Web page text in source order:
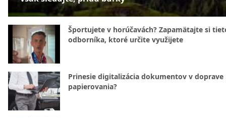
Športujete v horúčavách? Zapamätajte si
odborníka, ktoré určite využijete
Prinesie digitalizácia dokumentov v doprave
papierovania?